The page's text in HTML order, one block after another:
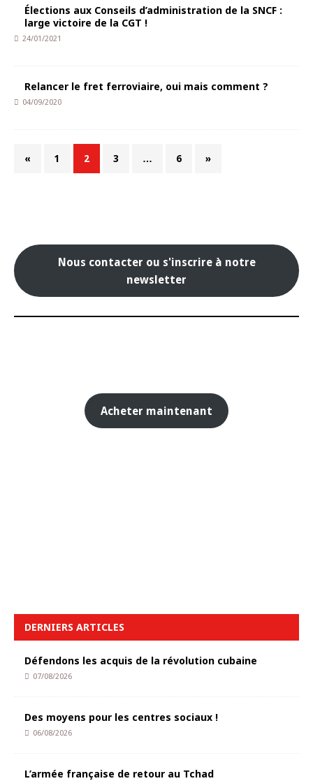
Élections aux Conseils d’administration de la SNCF :
large victoire de la CGT !
24/01/2021
Relancer le fret ferroviaire, oui mais comment ?
04/09/2020
« 1 2 3 … 6 »
Nous contacter ou s'inscrire à notre
newsletter
Acheter maintenant
DERNIERS ARTICLES
Défendons les acquis de la révolution cubaine
07/08/2026
Des moyens pour les centres sociaux !
06/08/2026
L’armée française de retour au Tchad